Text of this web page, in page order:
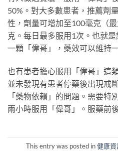
50%。對大多數患者，推薦劑
性，劑量可增加至100毫克（
克。每日最多服用1次。也就
一顆「偉哥」，藥效可以維持
也有患者擔心服用「偉哥」這
並未發現有患者停藥後出現戒
「藥物依賴」的問題。需要特
兩小時服用「偉哥」。服藥前
This entry was posted in健康資